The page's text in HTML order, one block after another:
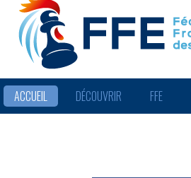
ACCUEIL DÉCOUVRIR FFE